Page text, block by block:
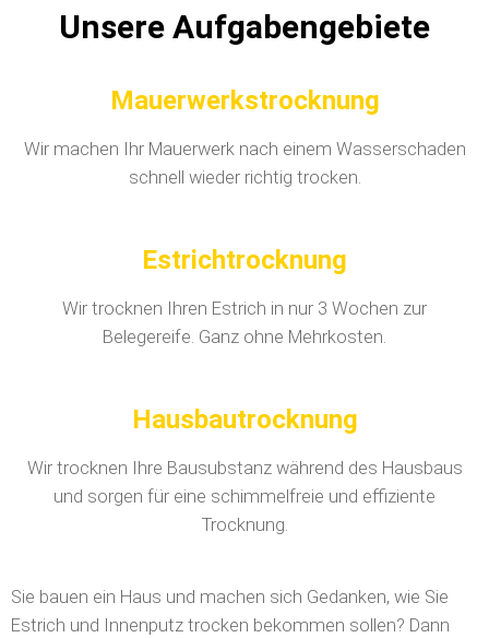
Unsere Aufgabengebiete
Mauerwerkstrocknung
Wir machen Ihr Mauerwerk nach einem Wasserschaden
schnell wieder richtig trocken.
Estrichtrocknung
Wir trocknen Ihren Estrich in nur 3 Wochen zur
Belegereife. Ganz ohne Mehrkosten.
Hausbautrocknung
Wir trocknen Ihre Bausubstanz während des Hausbaus
und sorgen für eine schimmelfreie und effiziente
Trocknung.
Sie bauen ein Haus und machen sich Gedanken, wie Sie
Estrich und Innenputz trocken bekommen sollen? Dann